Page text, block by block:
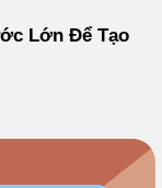
Lớn Để Tạo